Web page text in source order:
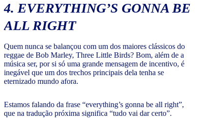
4. EVERYTHING’S GONNA BE
ALL RIGHT
Quem nunca se balançou com um dos maiores clássicos do
reggae de Bob Marley, Three Little Birds? Bom, além de a
música ser, por si só uma grande mensagem de incentivo, é
inegável que um dos trechos principais dela tenha se
eternizado mundo afora.
Estamos falando da frase “everything’s gonna be all right”,
que na tradução próxima significa “tudo vai dar certo”.